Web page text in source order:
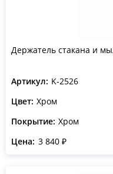
Держатель стакана и
Артикул: K-2526
Цвет: Хром
Покрытие: Хром
Цена: 3 840 ₽